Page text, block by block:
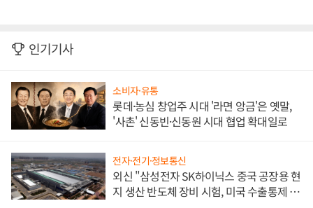
인기기사
소비자·유통
롯데·농심 창업주 시대 '라면 앙금'은 옛말,
'사촌' 신동빈·신동원 시대 협업 확대일로
전자·전기·정보통신
외신 "삼성전자 SK하이닉스 중국 공장용 현
지 생산 반도체 장비 시험, 미국 수출통제 대